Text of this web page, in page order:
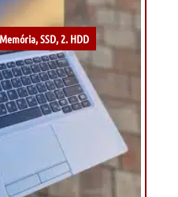
SSD, 2. HDD